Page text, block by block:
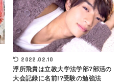
2022.02.10
浮所飛貴は立教大学法学部?部活の
大会記録に名前!?受験の勉強法